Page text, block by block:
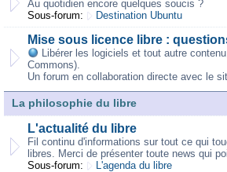
Au quotidien encore quelques soucis ?
Sous-forum:
Destination Ubuntu
Mise sous licence libre :
Libérer les logiciels et tout autre
Commons).
Un forum en collaboration directe avec le
La philosophie du libre
L'actualité du libre
Fil continu d'informations sur tout ce qui
libres. Merci de présenter toute news qui
Sous-forum:
L'agenda du libre